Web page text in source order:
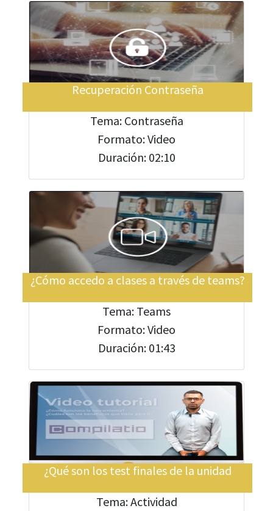
Recuperación Contraseña
Tema: Contraseña
Formato: Video
Duración: 02:10
¿Cómo accedo a clases a través de teams?
Tema: Teams
Formato: Video
Duración: 01:43
¿Qué son los test finales de la unidad
Tema: Actividad